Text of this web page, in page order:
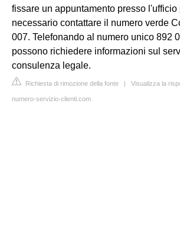
fissare un appuntamento presso
necessario contattare il numero verde
007. Telefonando al numero unico 892
possono richiedere informazioni sul
consulenza legale.
Richiesta di rimozione della fonte | Visualizza la
numero-servizio-clienti.com